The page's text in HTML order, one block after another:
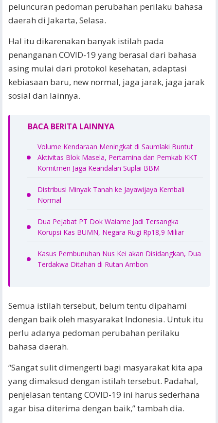
peluncuran pedoman perubahan perilaku bahasa
daerah di Jakarta, Selasa.
Hal itu dikarenakan banyak istilah pada
penanganan COVID-19 yang berasal dari bahasa
asing mulai dari protokol kesehatan, adaptasi
kebiasaan baru, new normal, jaga jarak, jaga jarak
sosial dan lainnya.
BACA BERITA LAINNYA
Volume Kendaraan Meningkat di Saumlaki Buntut
Aktivitas Blok Masela, Pertamina dan Pemkab KKT
Komitmen Jaga Keandalan Suplai BBM
Distribusi Minyak Tanah ke Jayawijaya Kembali
Normal
Dua Pejabat PT Dok Waiame Jadi Tersangka
Korupsi Kas BUMN, Negara Rugi Rp18,9 Miliar
Kasus Pembunuhan Nus Kei akan Disidangkan, Dua
Terdakwa Ditahan di Rutan Ambon
Semua istilah tersebut, belum tentu dipahami
dengan baik oleh masyarakat Indonesia. Untuk itu
perlu adanya pedoman perubahan perilaku
bahasa daerah.
“Sangat sulit dimengerti bagi masyarakat kita apa
yang dimaksud dengan istilah tersebut. Padahal,
penjelasan tentang COVID-19 ini harus sederhana
agar bisa diterima dengan baik,” tambah dia.